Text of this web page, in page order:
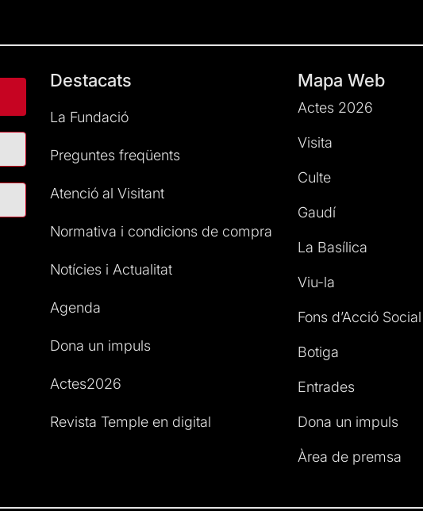
Destacats
La Fundació
Preguntes freqüents
Atenció al Visitant
Normativa i condicions de compra
Notícies i Actualitat
Agenda
Dona un impuls
Actes2026
Revista Temple en digital
Mapa Web
Actes 2026
Visita
Culte
Gaudí
La Basílica
Viu-la
Fons d’Acció Social
Botiga
Entrades
Dona un impuls
Àrea de premsa